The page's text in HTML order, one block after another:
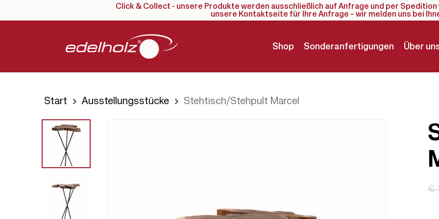
Click & Collect - unsere Produkte werden ausschließlich auf Anfrage und per
unsere Kontaktseite für Ihre Anfrage – wir melden uns bei
Shop Sonderanfertigungen Über
Start Ausstellungsstücke Stehtisch/Stehpult Marcel
€